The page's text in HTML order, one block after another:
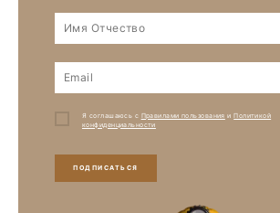
Я соглашаюсь с Правилами пользования иПолитикой
конфиденциальности
ПОДПИСАТЬСЯ